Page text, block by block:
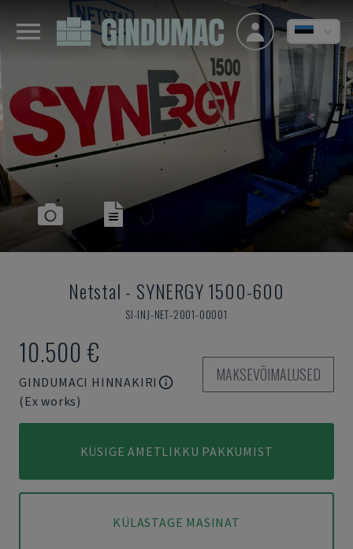
Netstal - SYNERGY 1500-600
SI-INJ-NET-2001-00001
10.500 €
GINDUMACI HINNAKIRI
(Ex works)
MAKSEVÕIMALUSED
KÜSIGE AMETLIKKU PAKKUMIST
KÜLASTAGE MASINAT